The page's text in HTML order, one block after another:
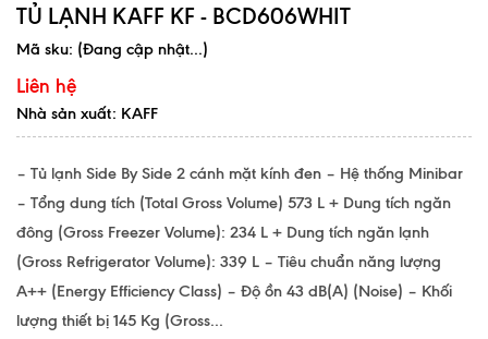
TỦ LẠNH KAFF KF - BCD606WHIT
Mã sku: (Đang cập nhật...)
Liên hệ
Nhà sản xuất: KAFF
– Tủ lạnh Side By Side 2 cánh mặt kính đen – Hệ thống Minibar
– Tổng dung tích (Total Gross Volume) 573 L + Dung tích ngăn
đông (Gross Freezer Volume): 234 L + Dung tích ngăn lạnh
(Gross Refrigerator Volume): 339 L – Tiêu chuẩn năng lượng
A++ (Energy Efficiency Class) – Độ ồn 43 dB(A) (Noise) – Khối
lượng thiết bị 145 Kg (Gross...